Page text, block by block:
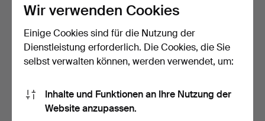
JOACHIM LEPPER.
Wandleuchte, 1 Stk., "Satu…
17 Std
WANDSPIEGELAPPLIKEN,
ein Paar, Messing, je…
6 Tage
Suche speichern
Wir verwenden Cookies
Einige Cookies sind für die Nutzung der
Dienstleistung erforderlich. Die Cookies, die Sie
selbst verwalten können, werden verwendet, um:
Inhalte und Funktionen an Ihre Nutzung der
Website anzupassen.